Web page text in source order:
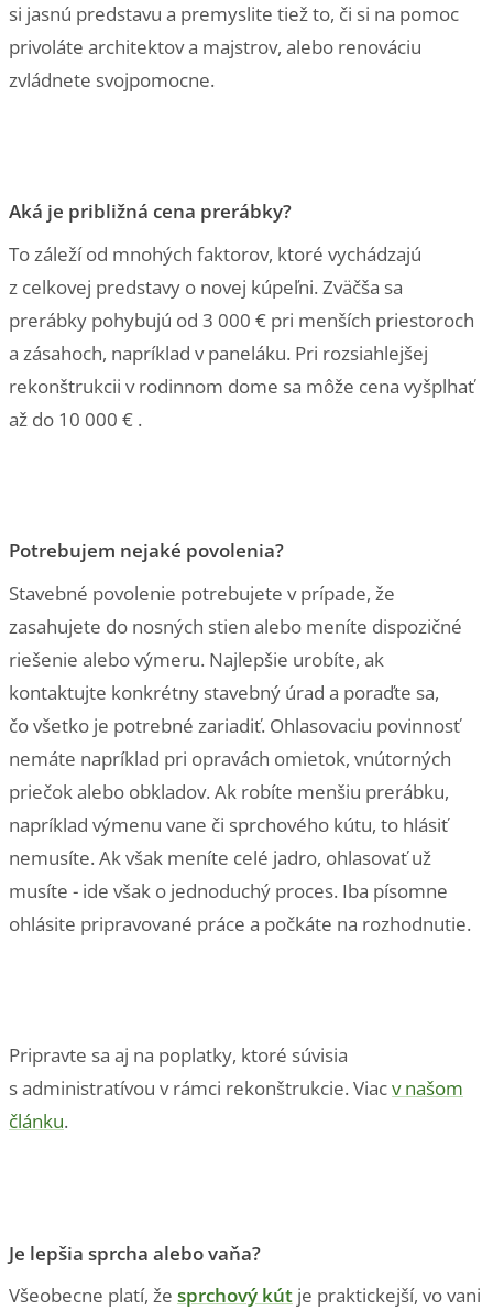
si jasnú predstavu a premyslite tiež to, či si na pomoc
privoláte architektov a majstrov, alebo renováciu
zvládnete svojpomocne.
Aká je približná cena prerábky?
To záleží od mnohých faktorov, ktoré vychádzajú
z celkovej predstavy o novej kúpeľni. Zväčša sa
prerábky pohybujú od 3 000 € pri menších priestoroch
a zásahoch, napríklad v paneláku. Pri rozsiahlejšej
rekonštrukcii v rodinnom dome sa môže cena vyšplhať
až do 10 000 € .
Potrebujem nejaké povolenia?
Stavebné povolenie potrebujete v prípade, že
zasahujete do nosných stien alebo meníte dispozičné
riešenie alebo výmeru. Najlepšie urobíte, ak
kontaktujte konkrétny stavebný úrad a poraďte sa,
čo všetko je potrebné zariadiť. Ohlasovaciu povinnosť
nemáte napríklad pri opravách omietok, vnútorných
priečok alebo obkladov. Ak robíte menšiu prerábku,
napríklad výmenu vane či sprchového kútu, to hlásiť
nemusíte. Ak však meníte celé jadro, ohlasovať už
musíte - ide však o jednoduchý proces. Iba písomne
ohlásite pripravované práce a počkáte na rozhodnutie.
Pripravte sa aj na poplatky, ktoré súvisia
s administratívou v rámci rekonštrukcie. Viacv našom
článku.
Je lepšia sprcha alebo vaňa?
Všeobecne platí, že sprchový kút je praktickejší, vo vani